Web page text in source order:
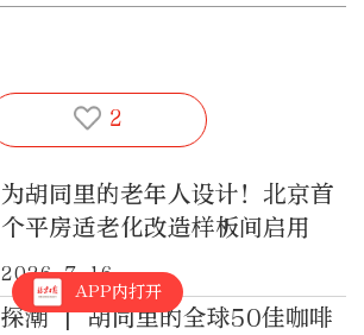
2
为胡同里的老年人设计！北京首
个平房适老化改造样板间启用
2026-7-16
探潮 | 胡同里的全球50佳咖啡
APP内打开